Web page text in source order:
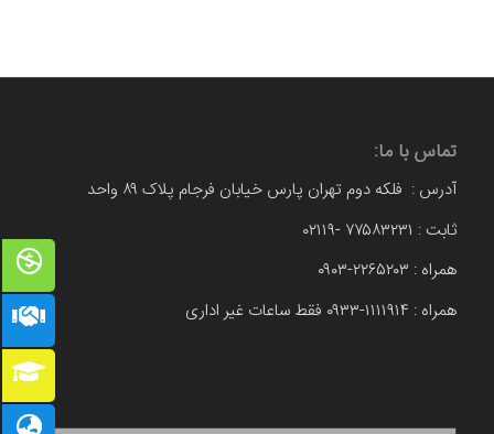
تماس با ما:
آدرس : فلکه دوم تهران پارس خیابان فرجام پلاک ۸۹ واحد
ثابت : ۷۷۵۸۳۲۳۱ -۰۲۱۱۹
همراه : ۲۲۶۵۲۰۳-۰۹۰۳
همراه : ۱۱۱۱۹۱۴-۰۹۳۳ فقط ساعات غیر اداری